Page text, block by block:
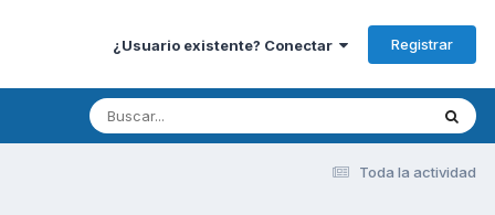
¿Usuario existente? Conectar Registrar
Toda la actividad